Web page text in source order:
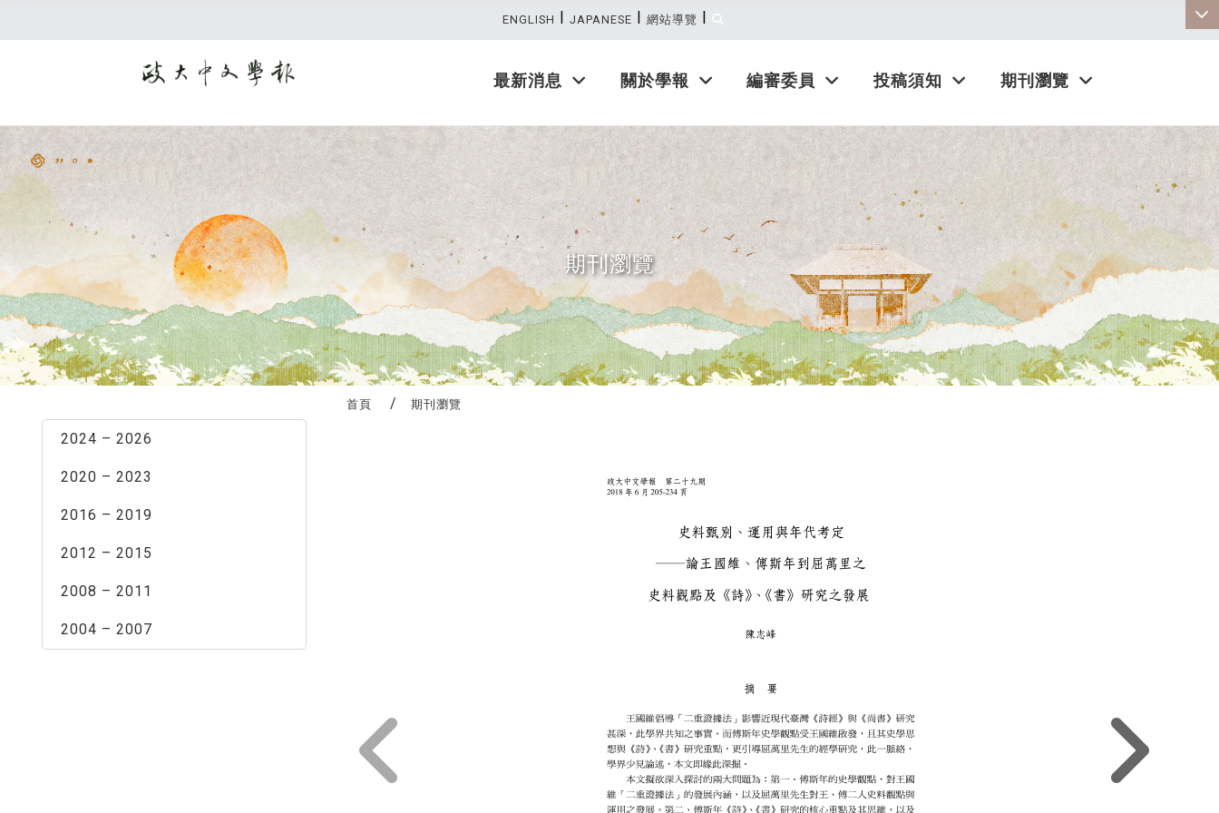
最新消息 關於學報 編審委員 投稿須知 期刊瀏覽
ENGLISH | JAPANESE | 網站導覽 |
期刊瀏覽
2024 – 2026
2020 – 2023
2016 – 2019
2012 – 2015
2008 – 2011
2004 – 2007
首頁 期刊瀏覽